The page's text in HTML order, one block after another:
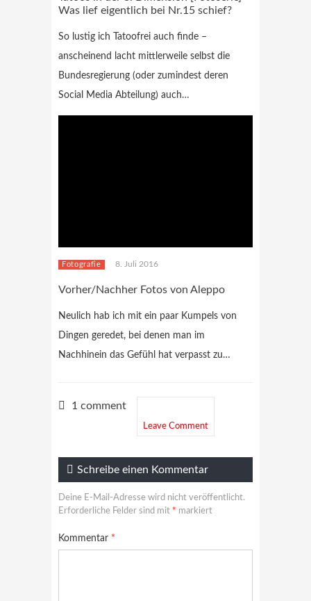
Was lief eigentlich bei Nr.15 schief?
So lustig ich Tatoofrei auch finde –
anscheinend lacht mittlerweile selbst die
Bundesregierung (oder zumindest deren
Social Media Abteilung) auch…
Fotografie 8. Juli 2016
Vorher/Nachher Fotos von Aleppo
Neulich hab ich mit ein paar Kumpels von
Dingen geredet, bei denen man im
Nachhinein das Gefühl hat verpasst zu…
1 comment
Leave Comment
Schreibe einen Kommentar
Deine E-Mail-Adresse wird nicht veröffentlicht.
Erforderliche Felder sind mit * markiert
Kommentar *